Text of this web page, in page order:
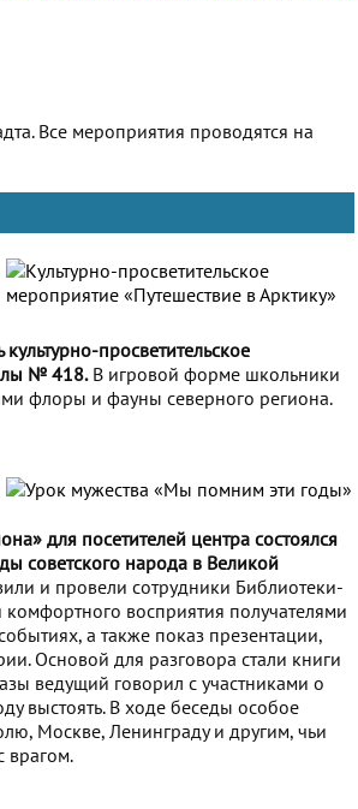
Все мероприятия проводятся на
просветительское
№ 418.В игровой форме школьники
флоры и фауны северного региона.
для посетителей центра состоялся
советского народа в Великой
и провели сотрудники Библиотеки-
восприятия получателями
а также показ презентации,
Основой для разговора стали книги
ведущий говорил с участниками о
выстоять. В ходе беседы особое
Москве, Ленинграду и другим, чьи
врагом.